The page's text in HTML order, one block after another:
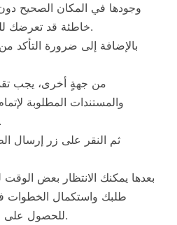
وجودها في المكان الصحيح
خاطئة قد تعرضك للمساءلة القانونية.
بالإضافة إلى ضرورة التأكد
من جهةٍ أخرى، يجب
والمستندات المطلوبة
للمطالبة بالديون.
ثم النقر على زر إرسال
بعدها يمكنك الانتظار بعض
طلبك واستكمال الخطوات
للحصول على المساعدة المالية.